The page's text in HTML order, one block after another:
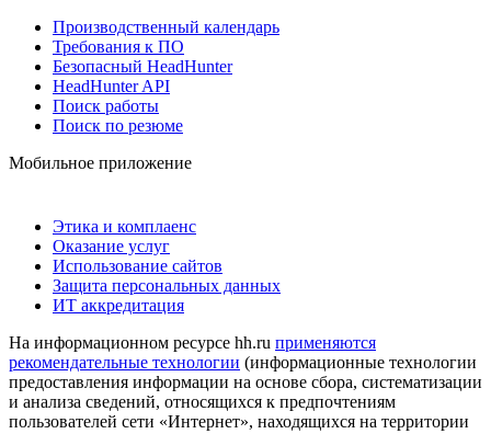
Производственный календарь
Требования к ПО
Безопасный HeadHunter
HeadHunter API
Поиск работы
Поиск по резюме
Мобильное приложение
Этика и комплаенс
Оказание услуг
Использование сайтов
Защита персональных данных
ИТ аккредитация
На информационном ресурсе hh.ru применяются
рекомендательные технологии (информационные технологии
предоставления информации на основе сбора, систематизации
и анализа сведений, относящихся к предпочтениям
пользователей сети «Интернет», находящихся на территории